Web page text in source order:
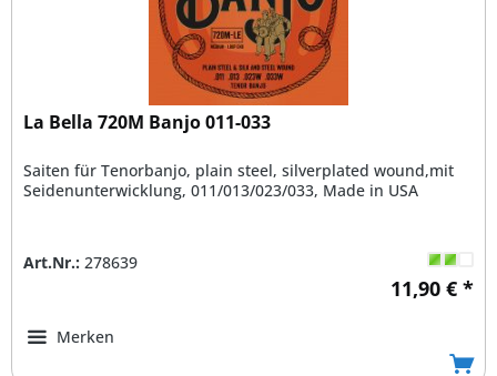
La Bella 720M Banjo 011-033
Saiten für Tenorbanjo, plain steel, silverplated wound,mit
Seidenunterwicklung, 011/013/023/033, Made in USA
Art.Nr.: 278639
11,90 € *
Merken